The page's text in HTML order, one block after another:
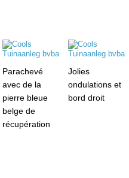
Parachevé
avec de la
pierre bleue
belge de
récupération
Jolies
ondulations et
bord droit